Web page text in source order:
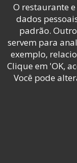
O restaurante
dados
padrão.
servem para
exemplo,
Clique em 'OK,
Você pode
et service rapide